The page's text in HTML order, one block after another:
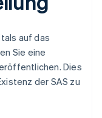
auf das
Sie eine
Dies
der SAS zu